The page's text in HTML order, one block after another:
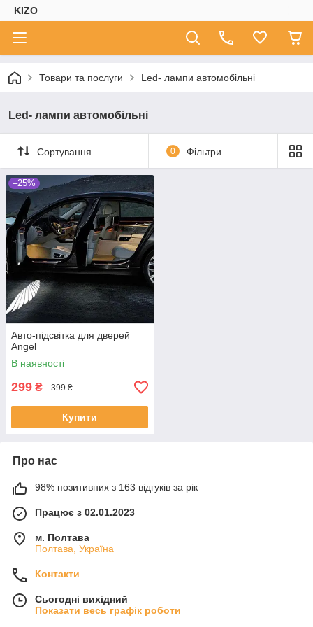
KIZO
Товари та послуги Led- лампи автомобільні
Led- лампи автомобільні
Сортування 0 Фільтри
–25%
Авто-підсвітка для дверей
Angel
В наявності
299 ₴ 399 ₴
Купити
Про нас
98% позитивних з 163 відгуків за рік
Працює з 02.01.2023
м. Полтава
Полтава, Україна
Контакти
Сьогодні вихідний
Показати весь графік роботи